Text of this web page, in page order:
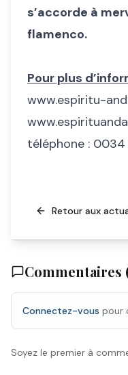
s’accorde à
flamenco.
Pour plus
www.espiritu-
téléphone :
Retour aux
Commentaires
Connectez-vous pour
Soyez le premier à